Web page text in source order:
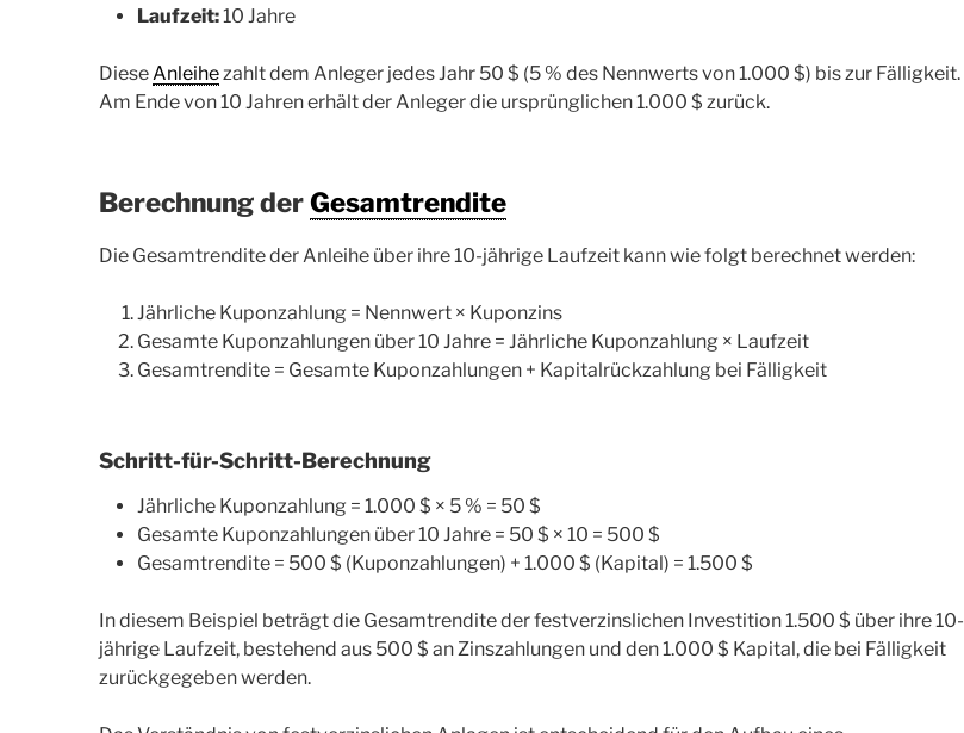
Laufzeit: 10 Jahre
Diese Anleihe zahlt dem Anleger jedes Jahr 50 $ (5 % des Nennwerts von 1.000 $) bis zur Fälligkeit.
Am Ende von 10 Jahren erhält der Anleger die ursprünglichen 1.000 $ zurück.
Berechnung derGesamtrendite
Die Gesamtrendite der Anleihe über ihre 10-jährige Laufzeit kann wie folgt berechnet werden:
Jährliche Kuponzahlung = Nennwert × Kuponzins
Gesamte Kuponzahlungen über 10 Jahre = Jährliche Kuponzahlung × Laufzeit
Gesamtrendite = Gesamte Kuponzahlungen + Kapitalrückzahlung bei Fälligkeit
Schritt-für-Schritt-Berechnung
Jährliche Kuponzahlung = 1.000 $ × 5 % = 50 $
Gesamte Kuponzahlungen über 10 Jahre = 50 $ × 10 = 500 $
Gesamtrendite = 500 $ (Kuponzahlungen) + 1.000 $ (Kapital) = 1.500 $
In diesem Beispiel beträgt die Gesamtrendite der festverzinslichen Investition 1.500 $ über ihre 10-
jährige Laufzeit, bestehend aus 500 $ an Zinszahlungen und den 1.000 $ Kapital, die bei Fälligkeit
zurückgegeben werden.